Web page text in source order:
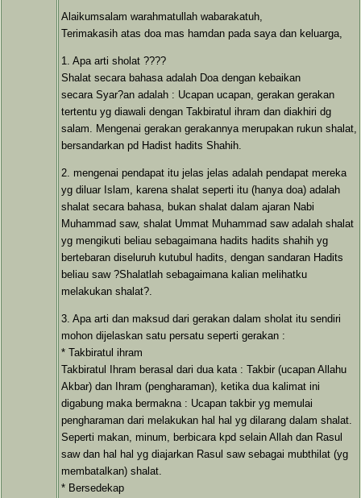
Alaikumsalam warahmatullah wabarakatuh,
Terimakasih atas doa mas hamdan pada saya dan keluarga,
1. Apa arti sholat ????
Shalat secara bahasa adalah Doa dengan kebaikan
secara Syar?an adalah : Ucapan ucapan, gerakan gerakan
tertentu yg diawali dengan Takbiratul ihram dan diakhiri dg
salam. Mengenai gerakan gerakannya merupakan rukun shalat,
bersandarkan pd Hadist hadits Shahih.
2. mengenai pendapat itu jelas jelas adalah pendapat mereka
yg diluar Islam, karena shalat seperti itu (hanya doa) adalah
shalat secara bahasa, bukan shalat dalam ajaran Nabi
Muhammad saw, shalat Ummat Muhammad saw adalah shalat
yg mengikuti beliau sebagaimana hadits hadits shahih yg
bertebaran diseluruh kutubul hadits, dengan sandaran Hadits
beliau saw ?Shalatlah sebagaimana kalian melihatku
melakukan shalat?.
3. Apa arti dan maksud dari gerakan dalam sholat itu sendiri
mohon dijelaskan satu persatu seperti gerakan :
* Takbiratul ihram
Takbiratul Ihram berasal dari dua kata : Takbir (ucapan Allahu
Akbar) dan Ihram (pengharaman), ketika dua kalimat ini
digabung maka bermakna : Ucapan takbir yg memulai
pengharaman dari melakukan hal hal yg dilarang dalam shalat.
Seperti makan, minum, berbicara kpd selain Allah dan Rasul
saw dan hal hal yg diajarkan Rasul saw sebagai mubthilat (yg
membatalkan) shalat.
* Bersedekap